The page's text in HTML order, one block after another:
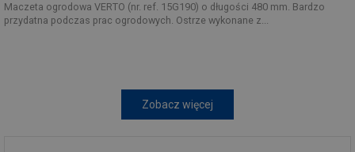
Maczeta ogrodowa VERTO (nr. ref. 15G190) o długości 480 mm. Bardzo
przydatna podczas prac ogrodowych. Ostrze wykonane z...
Zobacz więcej